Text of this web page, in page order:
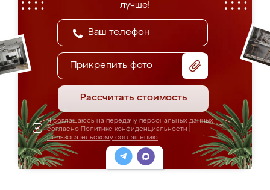
лучше!
Прикрепить фото
Рассчитать стоимость
Я соглашаюсь на передачу персональных данных
согласно Политике конфиденциальности
Пользовательскому соглашению